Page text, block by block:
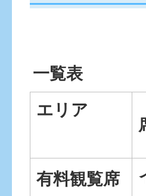
一覧表
エリア
有料観覧席